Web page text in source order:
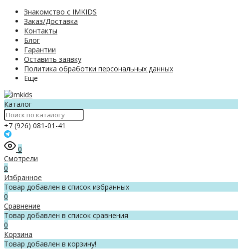
Знакомство с IMKIDS
Заказ/Доставка
Контакты
Блог
Гарантии
Оставить заявку
Политика обработки персональных данных
Еще
Каталог
+7 (926) 081-01-41
0
Смотрели
0
Избранное
Товар добавлен в список избранных
0
Сравнение
Товар добавлен в список сравнения
0
Корзина
Товар добавлен в корзину!